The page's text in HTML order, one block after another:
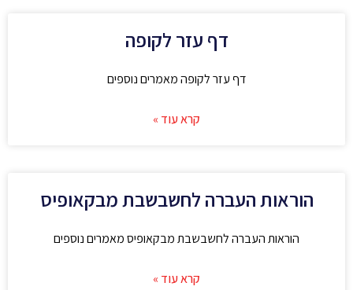
דף עזר לקופה
דף עזר לקופה מאמרים נוספים
קרא עוד »
הוראות העברה לחשבשבת מבקאופיס
הוראות העברה לחשבשבת מבקאופיס מאמרים נוספים
קרא עוד »